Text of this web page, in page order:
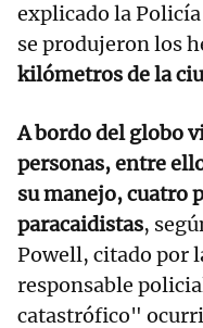
explicado la
se produjeron los
kilómetros de la
A bordo del globo
personas, entre
su manejo, cuatro
paracaidistas,
Powell, citado por
responsable
catastrófico"